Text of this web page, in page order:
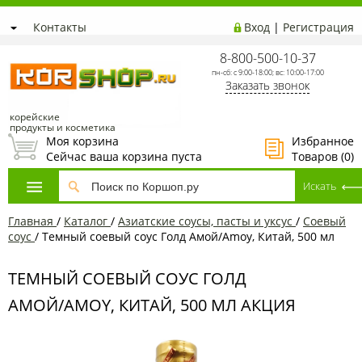
Контакты Вход | Регистрация
корейские
продукты и косметика
8-800-500-10-37
пн-сб: с 9:00-18:00; вс: 10:00-17:00
Заказать звонок
Избранное
Товаров (0)
Моя корзина
Сейчас ваша корзина пуста
Главная / Каталог / Азиатские соусы, пасты и уксус / Соевый
соус / Темный соевый соус Голд Амой/Amoy, Китай, 500 мл
ТЕМНЫЙ СОЕВЫЙ СОУС ГОЛД
АМОЙ/AMOY, КИТАЙ, 500 МЛ АКЦИЯ